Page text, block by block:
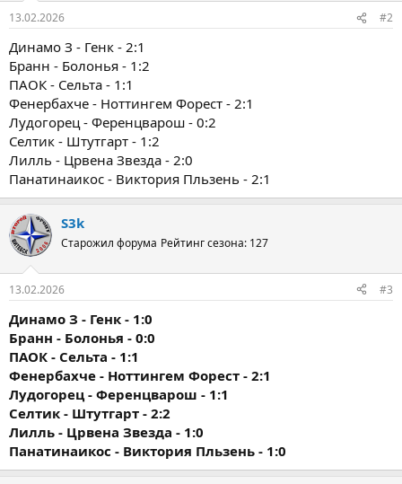
13.02.2026 #2
Динамо З - Генк - 2:1
Бранн - Болонья - 1:2
ПАОК - Сельта - 1:1
Фенербахче - Ноттингем Форест - 2:1
Лудогорец - Ференцварош - 0:2
Селтик - Штутгарт - 1:2
Лилль - Црвена Звезда - 2:0
Панатинаикос - Виктория Пльзень - 2:1
S3k
Старожил форума Рейтинг сезона: 127
13.02.2026 #3
Динамо З - Генк - 1:0
Бранн - Болонья - 0:0
ПАОК - Сельта - 1:1
Фенербахче - Ноттингем Форест - 2:1
Лудогорец - Ференцварош - 1:1
Селтик - Штутгарт - 2:2
Лилль - Црвена Звезда - 1:0
Панатинаикос - Виктория Пльзень - 1:0